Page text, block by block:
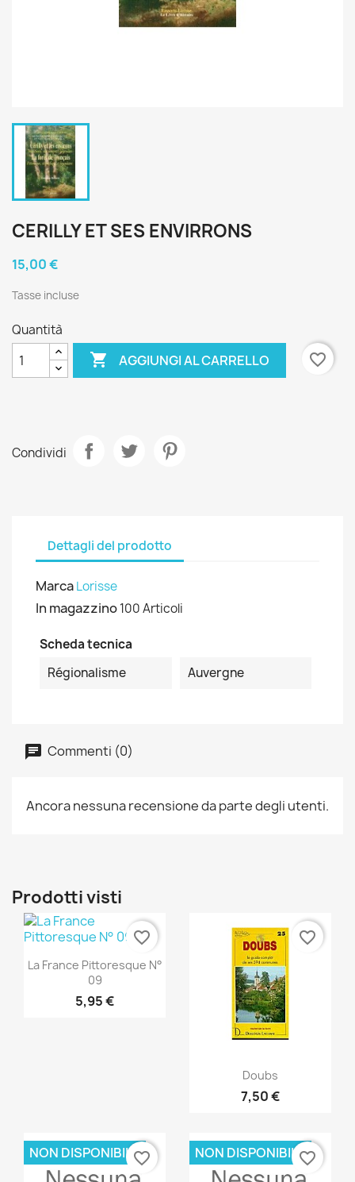
CERILLY ET SES ENVIRRONS
15,00 €
Tasse incluse
Quantità
 AGGIUNGI AL CARRELLO favorite_border
Condividi
Dettagli del prodotto
MarcaLorisse
In magazzino100 Articoli
Scheda tecnica
Régionalisme
Auvergne
Commenti (0)
Ancora nessuna recensione da parte degli utenti.
Prodotti visti
Anteprima
La France Pittoresque N°
09
5,95 €
favorite_border
Anteprima
Doubs
7,50 €
favorite_border
NON DISPONIBILEfavorite_border NON DISPONIBILEfavorite_border